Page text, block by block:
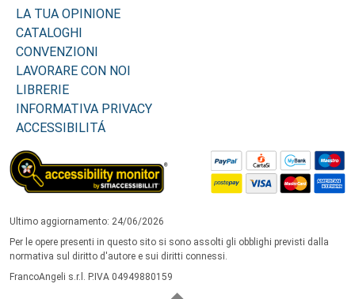
LA TUA OPINIONE
CATALOGHI
CONVENZIONI
LAVORARE CON NOI
LIBRERIE
INFORMATIVA PRIVACY
ACCESSIBILITÁ
Ultimo aggiornamento: 24/06/2026
Per le opere presenti in questo sito si sono assolti gli obblighi previsti dalla
normativa sul diritto d'autore e sui diritti connessi.
FrancoAngeli s.r.l. P.IVA 04949880159